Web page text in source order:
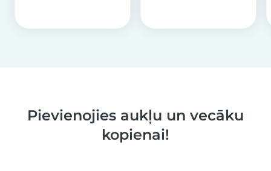
Pievienojies aukļu un vecāku
kopienai!